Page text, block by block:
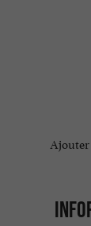
Ajouter